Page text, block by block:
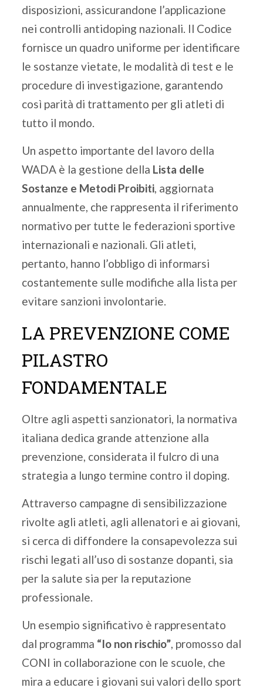
disposizioni, assicurandone l’applicazione
nei controlli antidoping nazionali. Il Codice
fornisce un quadro uniforme per identificare
le sostanze vietate, le modalità di test e le
procedure di investigazione, garantendo
così parità di trattamento per gli atleti di
tutto il mondo.
Un aspetto importante del lavoro della
WADA è la gestione della Lista delle
Sostanze e Metodi Proibiti, aggiornata
annualmente, che rappresenta il riferimento
normativo per tutte le federazioni sportive
internazionali e nazionali. Gli atleti,
pertanto, hanno l’obbligo di informarsi
costantemente sulle modifiche alla lista per
evitare sanzioni involontarie.
LA PREVENZIONE COME
PILASTRO
FONDAMENTALE
Oltre agli aspetti sanzionatori, la normativa
italiana dedica grande attenzione alla
prevenzione, considerata il fulcro di una
strategia a lungo termine contro il doping.
Attraverso campagne di sensibilizzazione
rivolte agli atleti, agli allenatori e ai giovani,
si cerca di diffondere la consapevolezza sui
rischi legati all’uso di sostanze dopanti, sia
per la salute sia per la reputazione
professionale.
Un esempio significativo è rappresentato
dal programma “Io non rischio”, promosso dal
CONI in collaborazione con le scuole, che
mira a educare i giovani sui valori dello sport